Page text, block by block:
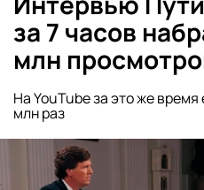
за 7 часов
млн
На YouTube за это же
млн раз